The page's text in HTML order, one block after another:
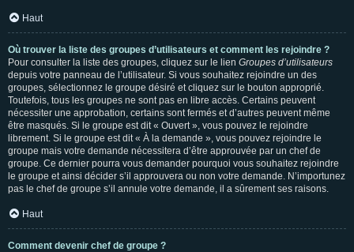
Haut
Où trouver la liste des groupes d’utilisateurs et comment les rejoindre ?
Pour consulter la liste des groupes, cliquez sur le lien Groupes d’utilisateurs
depuis votre panneau de l’utilisateur. Si vous souhaitez rejoindre un des
groupes, sélectionnez le groupe désiré et cliquez sur le bouton approprié.
Toutefois, tous les groupes ne sont pas en libre accès. Certains peuvent
nécessiter une approbation, certains sont fermés et d’autres peuvent même
être masqués. Si le groupe est dit « Ouvert », vous pouvez le rejoindre
librement. Si le groupe est dit « À la demande », vous pouvez rejoindre le
groupe mais votre demande nécessitera d’être approuvée par un chef de
groupe. Ce dernier pourra vous demander pourquoi vous souhaitez rejoindre
le groupe et ainsi décider s’il approuvera ou non votre demande. N’importunez
pas le chef de groupe s’il annule votre demande, il a sûrement ses raisons.
Haut
Comment devenir chef de groupe ?